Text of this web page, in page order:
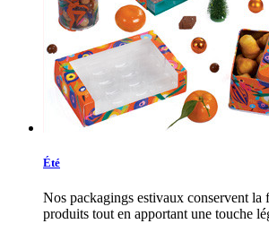
Été
Nos packagings estivaux conservent la
produits tout en apportant une touche